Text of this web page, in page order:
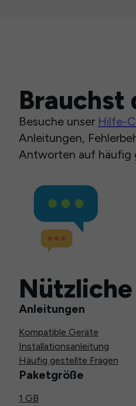
Brauchst
Besuche unser Hilfe-
Anleitungen,
Antworten auf häufig
Anleitungen
Kompatible Geräte
Installationsanleitung
Häufig gestellte Fragen
Paketgröße
1 GB